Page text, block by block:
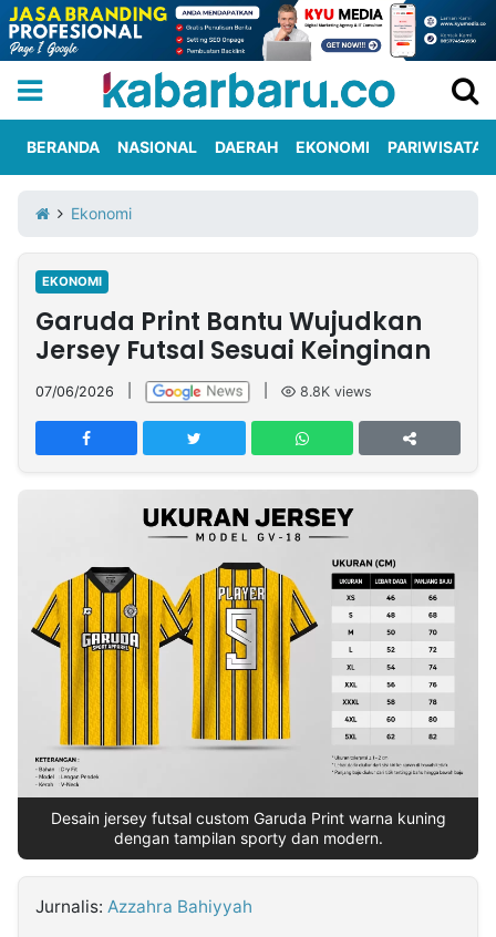
Iklan
Berita
Kami
Nasional
International
Olahraga
Entertainment
Daerah
Pariwisata
Kuliner
Kolom
Network
PT
TREETAN
MULTIMEDIA
Partner
Insight
Suara
Idealita
Dinamikapost.com
Radar
Seedbacklink
Kabarbaru
BERANDA NASIONAL DAERAH EKONOMI PARIWISATA
Ekonomi
EKONOMI
Garuda Print Bantu Wujudkan
Jersey Futsal Sesuai Keinginan
07/06/2026 8.8K views
Desain jersey futsal custom Garuda Print warna kuning
dengan tampilan sporty dan modern.
Jurnalis: Azzahra Bahiyyah